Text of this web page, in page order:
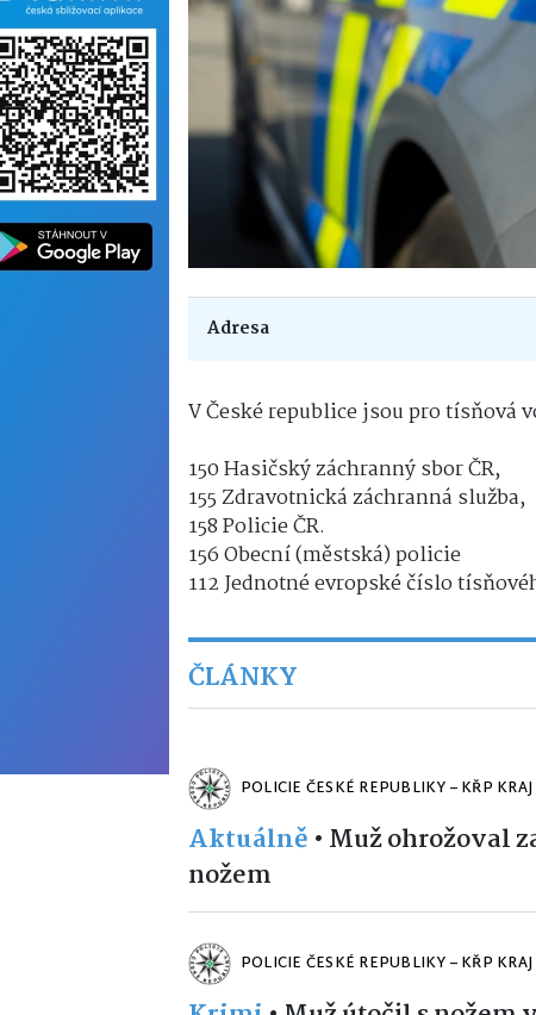
Adresa
V České republice jsou pro tísňová
150 Hasičský záchranný sbor ČR,
155 Zdravotnická záchranná služba,
158 Policie ČR.
156 Obecní (městská) policie
112 Jednotné evropské číslo
ČLÁNKY
POLICIE ČESKÉ REPUBLIKY – KŘP
Aktuálně • Muž ohrožoval
nožem
POLICIE ČESKÉ REPUBLIKY – KŘP